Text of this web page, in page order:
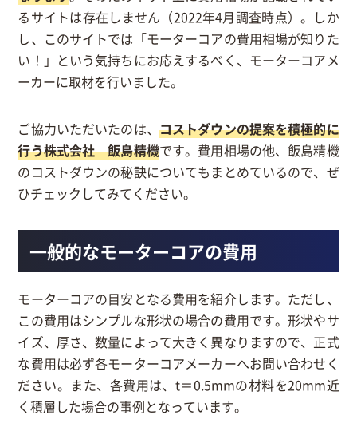
るサイトは存在しません（2022年4月調査時点）。しか
し、このサイトでは「モーターコアの費用相場が知りた
い！」という気持ちにお応えするべく、モーターコアメ
ーカーに取材を行いました。
ご協力いただいたのは、 コストダウンの提案を積極的に
行う株式会社 飯島精機です。費用相場の他、飯島精機
のコストダウンの秘訣についてもまとめているので、ぜ
ひチェックしてみてください。
一般的なモーターコアの費用
モーターコアの目安となる費用を紹介します。ただし、
この費用はシンプルな形状の場合の費用です。形状やサ
イズ、厚さ、数量によって大きく異なりますので、正式
な費用は必ず各モーターコアメーカーへお問い合わせく
ださい。また、各費用は、t＝0.5mmの材料を20mm近
く積層した場合の事例となっています。